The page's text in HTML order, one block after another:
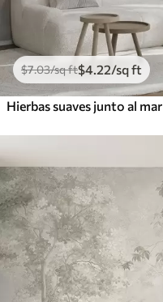
$7.03/sq ft$4 .22/sq ft
Hierbas suaves junto al mar